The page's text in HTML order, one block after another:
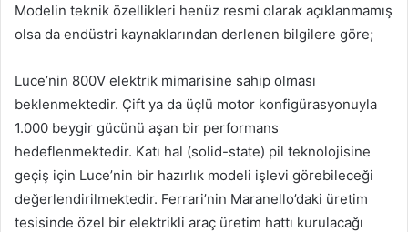
Modelin teknik özellikleri henüz resmi olarak açıklanmamış
olsa da endüstri kaynaklarından derlenen bilgilere göre;
Luce’nin 800V elektrik mimarisine sahip olması
beklenmektedir. Çift ya da üçlü motor konfigürasyonuyla
1.000 beygir gücünü aşan bir performans
hedeflenmektedir. Katı hal (solid-state) pil teknolojisine
geçiş için Luce’nin bir hazırlık modeli işlevi görebileceği
değerlendirilmektedir. Ferrari’nin Maranello’daki üretim
tesisinde özel bir elektrikli araç üretim hattı kurulacağı